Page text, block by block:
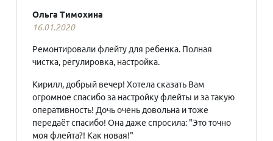
Ольга Тимохина
16.01.2020
Ремонтировали флейту для ребенка. Полная
чистка, регулировка, настройка.
Кирилл, добрый вечер! Хотела сказать Вам
огромное спасибо за настройку флейты и за такую
оперативность! Дочь очень довольна и тоже
передаёт спасибо! Она даже спросила: "Это точно
моя флейта?! Как новая!"